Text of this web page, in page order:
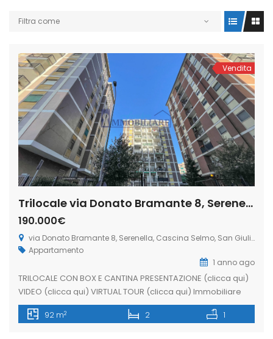
Filtra come
Vendita
Trilocale via Donato Bramante 8, Serenella, Cascina Selmo, San Giuliano Milanese (Rif. SGM24)
190.000€
via Donato Bramante 8, Serenella, Cascina Selmo, San Giuliano Milanese
Appartamento
1 anno ago
TRILOCALE CON BOX E CANTINA PRESENTAZIONE (clicca qui)
VIDEO (clicca qui) VIRTUAL TOUR (clicca qui) Immobiliare
Freedom propone in vendita un esclusivo trilocale di 92 mq,
situato al quarto piano con box e cantina, nella zona
92 m2 2 1